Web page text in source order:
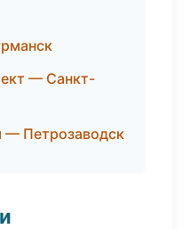
— Санкт-
Петрозаводск